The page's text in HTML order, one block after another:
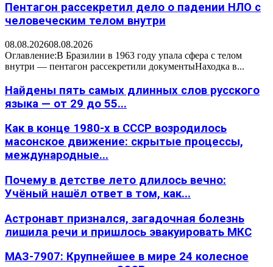
Пентагон рассекретил дело о падении НЛО с
человеческим телом внутри
08.08.202608.08.2026
Оглавление:В Бразилии в 1963 году упала сфера с телом
внутри — пентагон рассекретили документыНаходка в...
Найдены пять самых длинных слов русского
языка — от 29 до 55...
Как в конце 1980-х в СССР возродилось
масонское движение: скрытые процессы,
международные...
Почему в детстве лето длилось вечно:
Учёный нашёл ответ в том, как...
Астронавт признался, загадочная болезнь
лишила речи и пришлось эвакуировать МКС
МАЗ-7907: Крупнейшее в мире 24 колесное